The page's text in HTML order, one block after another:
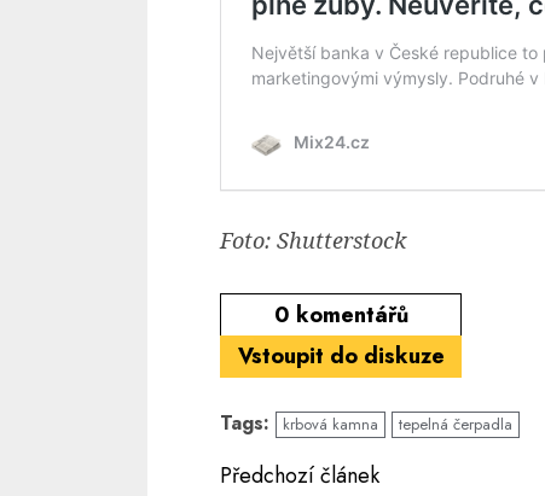
Foto: Shutterstock
0 komentářů
Vstoupit do diskuze
Tags: krbová kamna tepelná čerpadla
Continue
Předchozí článek